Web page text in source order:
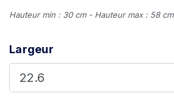
Hauteur min : 30 cm - Hauteur max : 58 cm
Largeur